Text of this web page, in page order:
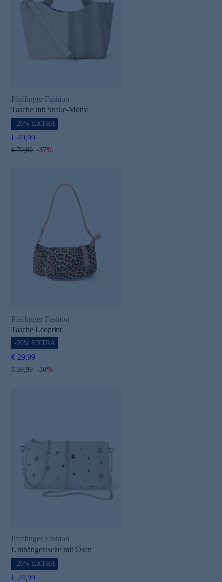
Pfeffinger Fashion
Tasche mit Snake-Motiv
-20% EXTRA
€ 49,99
€ 79,99 -37%
Pfeffinger Fashion
Tasche Leoprint
-20% EXTRA
€ 29,99
€ 59,99 -50%
Pfeffinger Fashion
Umhängetasche mit Ösen
-20% EXTRA
€ 24,99